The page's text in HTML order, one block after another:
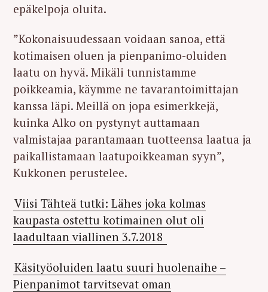
epäkelpoja oluita.
”Kokonaisuudessaan voidaan sanoa, että
kotimaisen oluen ja pienpanimo-oluiden
laatu on hyvä. Mikäli tunnistamme
poikkeamia, käymme ne tavarantoimittajan
kanssa läpi. Meillä on jopa esimerkkejä,
kuinka Alko on pystynyt auttamaan
valmistajaa parantamaan tuotteensa laatua ja
paikallistamaan laatupoikkeaman syyn”,
Kukkonen perustelee.
Viisi Tähteä tutki: Lähes joka kolmas
kaupasta ostettu kotimainen olut oli
laadultaan viallinen 3.7.2018
Käsityöoluiden laatu suuri huolenaihe –
Pienpanimot tarvitsevat oman